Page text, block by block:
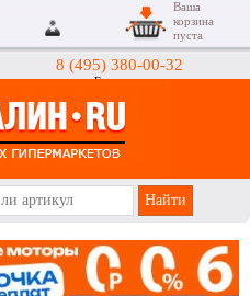
8 (495) 380-00-32
Гипермаркеты
Ваша
корзина
пуста